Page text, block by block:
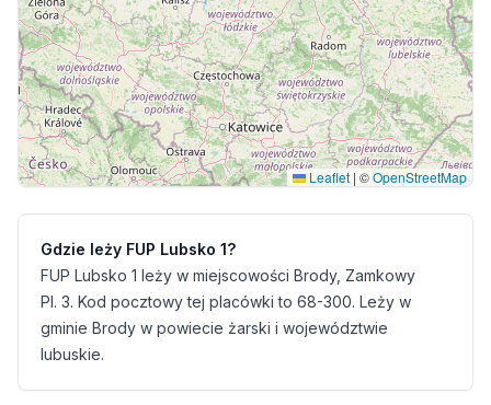
Leaflet | ©OpenStreetMap
Gdzie leży FUP Lubsko 1?
FUP Lubsko 1 leży w miejscowości Brody, Zamkowy
Pl. 3. Kod pocztowy tej placówki to 68-300. Leży w
gminie Brody w powiecie żarski i województwie
lubuskie.